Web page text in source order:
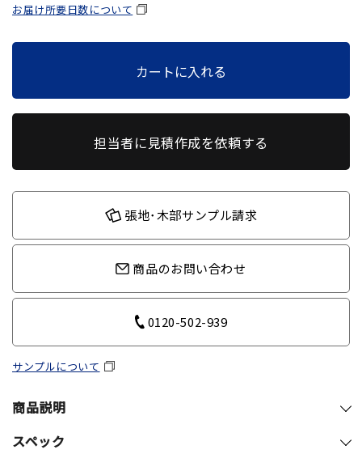
お届け所要日数について
カートに入れる
担当者に見積作成を依頼する
張地･木部サンプル請求
商品のお問い合わせ
0120-502-939
サンプルについて
商品説明
スペック